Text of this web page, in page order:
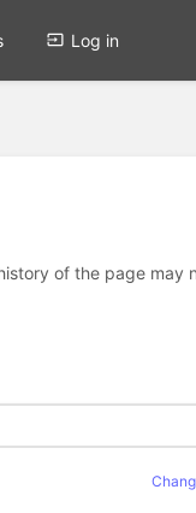
Log in
of the page may